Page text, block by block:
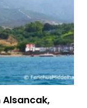
Alsancak,